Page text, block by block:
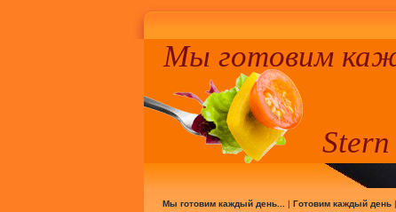
Мы готовим
Stern
Мы готовим каждый день... | Готовим каждый день|